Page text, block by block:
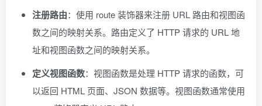
注册路由：使用 route 装饰器来注册 URL 路由和视图函
数之间的映射关系。路由定义了 HTTP 请求的 URL 地
址和视图函数之间的映射关系。
定义视图函数：视图函数是处理 HTTP 请求的函数，可
以返回 HTML 页面、JSON 数据等。视图函数通常使用